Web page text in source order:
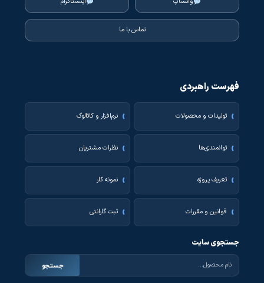
تماس با ما
فهرست راهبردی
تولیدات و محصولات نرم‌افزار و کاتالوگ
توانمندی‌ها نظرات مشتریان
تعریف پروژه نمونه کار
قوانین و مقررات ثبت گارانتی
جستجوی سایت
جستجو